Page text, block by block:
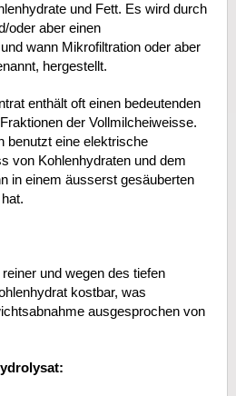
und Fett. Es wird durch
oder aber einen
wann Mikrofiltration oder aber
hergestellt.
enthält oft einen bedeutenden
der Vollmilcheiweisse.
benutzt eine elektrische
von Kohlenhydraten und dem
in einem äusserst gesäuberten
und wegen des tiefen
kostbar, was
ausgesprochen von